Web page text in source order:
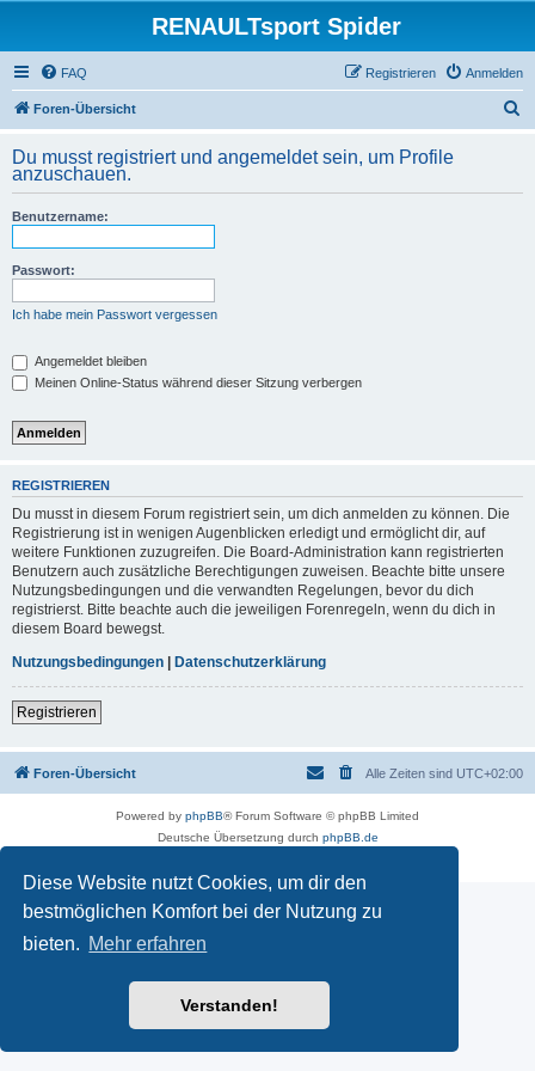
Diese Website nutzt Cookies, um dir den
bestmöglichen Komfort bei der Nutzung zu
bieten. Mehr erfahren
Verstanden!
RENAULTsport Spider
FAQ Anmelden
Registrieren
Foren-Übersicht
h
Du musst registriert und angemeldet sein, um Profile
anzuschauen.
Benutzername:
Passwort:
Ich habe mein Passwort vergessen
Angemeldet bleiben
Meinen Online-Status während dieser Sitzung verbergen
REGISTRIEREN
Du musst in diesem Forum registriert sein, um dich anmelden zu können. Die
Registrierung ist in wenigen Augenblicken erledigt und ermöglicht dir, auf
weitere Funktionen zuzugreifen. Die Board-Administration kann registrierten
Benutzern auch zusätzliche Berechtigungen zuweisen. Beachte bitte unsere
Nutzungsbedingungen und die verwandten Regelungen, bevor du dich
registrierst. Bitte beachte auch die jeweiligen Forenregeln, wenn du dich in
diesem Board bewegst.
Nutzungsbedingungen | Datenschutzerklärung
Registrieren
Foren-Übersicht Alle Zeiten sind UTC+02:00
Powered by phpBB® Forum Software © phpBB Limited
Deutsche Übersetzung durch phpBB.de